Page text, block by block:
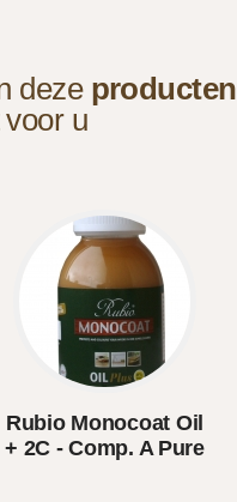
deze producten
u
Rubio Monocoat Oil
+ 2C - Comp. A Pure